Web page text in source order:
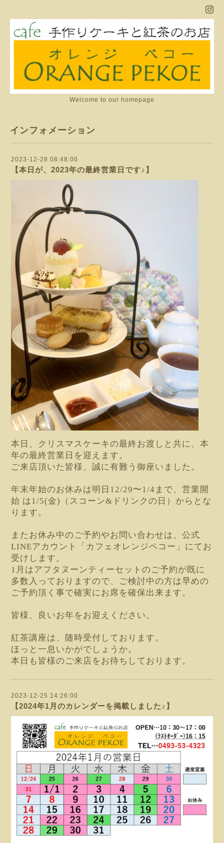
Welcome to our homepage
インフォメーション
2023-12-28 08:48:00
【本日が、2023年の最終営業日です♪】
本日、クリスマスケーキの最終お渡しと共に、本
年の最終営業日を迎えます。
ご来店頂いた皆様、誠に有難う御座いました。
年末年始のお休みは明日12/29〜1/4まで、営業開
始 は1/5(金)（スコーン&ドリンクの日）からとな
ります。
またお休み中のご予約やお問い合わせは、公式
LINEアカウント「カフェオレンジペコー」にてお
受けします。
1月はアフタヌーンティーセットのご予約が既に
多数入っておりますので、ご検討中の方は早めの
ご予約頂く事で確実にお席を確保出来ます。
皆様、良いお年をお迎えください。
紅茶講座は、随時受付しております。
ほっと一息いかがでしょうか。
本日も皆様のご来店をお待ちしております。
2023-12-25 14:26:00
【2024年1月のカレンダーを掲載しました♪】